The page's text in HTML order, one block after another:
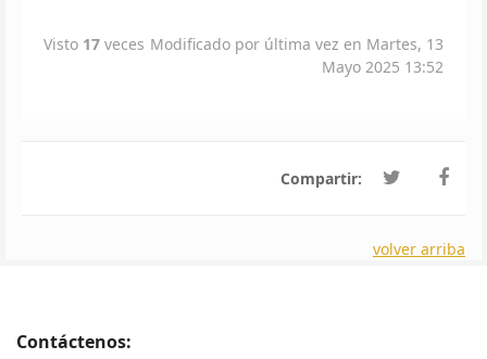
Visto 17 veces Modificado por última vez en Martes, 13
Mayo 2025 13:52
Compartir:
volver arriba
Contáctenos: